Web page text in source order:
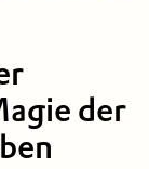
der